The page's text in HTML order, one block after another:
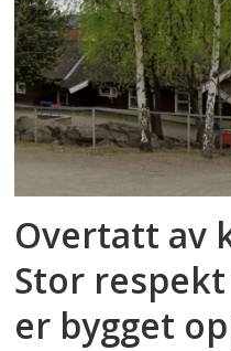
Overtatt av
Stor
er bygget